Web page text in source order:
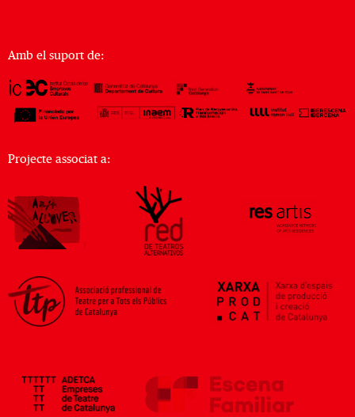
Amb el suport de:
Projecte associat a: